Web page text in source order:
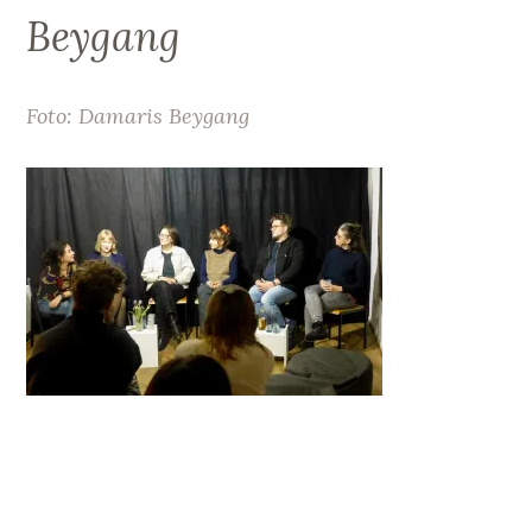
Beygang
Foto: Damaris Beygang